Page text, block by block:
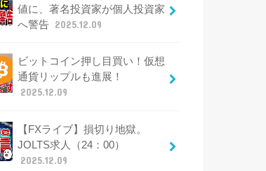
値に、著名投資家が個人投資家
へ警告 2025.12.09
ビットコイン押し目買い！仮想
通貨リップルも進展！
2025.12.09
【FXライブ】損切り地獄。
JOLTS求人（24：00）
2025.12.09